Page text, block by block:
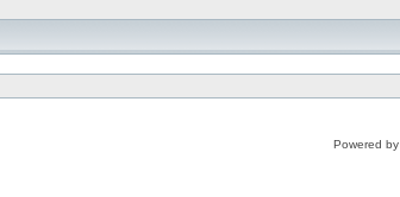
Powered by